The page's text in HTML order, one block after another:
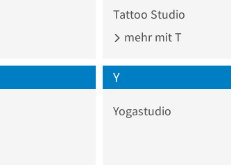
Tattoo Studio
mehr mit T
Y
Yogastudio